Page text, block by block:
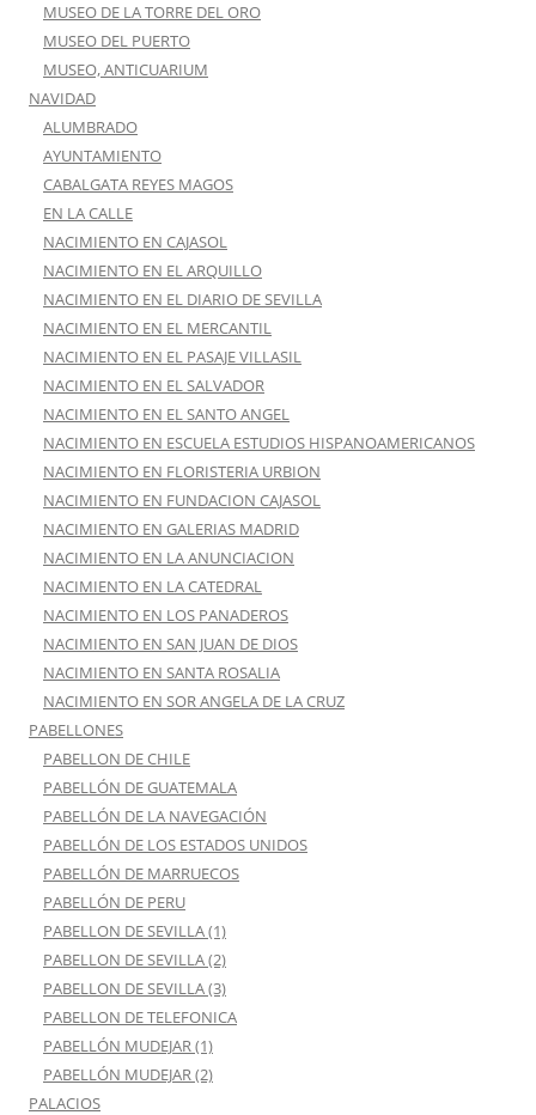
MUSEO DE LA TORRE DEL ORO
MUSEO DEL PUERTO
MUSEO, ANTICUARIUM
NAVIDAD
ALUMBRADO
AYUNTAMIENTO
CABALGATA REYES MAGOS
EN LA CALLE
NACIMIENTO EN CAJASOL
NACIMIENTO EN EL ARQUILLO
NACIMIENTO EN EL DIARIO DE SEVILLA
NACIMIENTO EN EL MERCANTIL
NACIMIENTO EN EL PASAJE VILLASIL
NACIMIENTO EN EL SALVADOR
NACIMIENTO EN EL SANTO ANGEL
NACIMIENTO EN ESCUELA ESTUDIOS HISPANOAMERICANOS
NACIMIENTO EN FLORISTERIA URBION
NACIMIENTO EN FUNDACION CAJASOL
NACIMIENTO EN GALERIAS MADRID
NACIMIENTO EN LA ANUNCIACION
NACIMIENTO EN LA CATEDRAL
NACIMIENTO EN LOS PANADEROS
NACIMIENTO EN SAN JUAN DE DIOS
NACIMIENTO EN SANTA ROSALIA
NACIMIENTO EN SOR ANGELA DE LA CRUZ
PABELLONES
PABELLON DE CHILE
PABELLÓN DE GUATEMALA
PABELLÓN DE LA NAVEGACIÓN
PABELLÓN DE LOS ESTADOS UNIDOS
PABELLÓN DE MARRUECOS
PABELLÓN DE PERU
PABELLON DE SEVILLA (1)
PABELLON DE SEVILLA (2)
PABELLON DE SEVILLA (3)
PABELLON DE TELEFONICA
PABELLÓN MUDEJAR (1)
PABELLÓN MUDEJAR (2)
PALACIOS